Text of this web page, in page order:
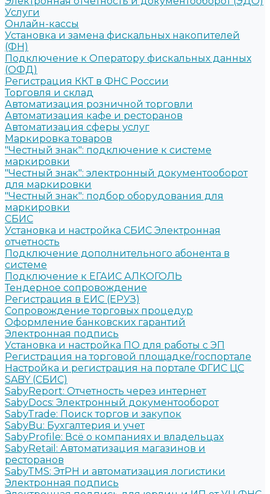
Услуги
Онлайн-кассы
Установка и замена фискальных накопителей
(ФН)
Подключение к Оператору фискальных данных
(ОФД)
Регистрация ККТ в ФНС России
Торговля и склад
Автоматизация розничной торговли
Автоматизация кафе и ресторанов
Автоматизация сферы услуг
Маркировка товаров
"Честный знак": подключение к системе
маркировки
"Честный знак": электронный документооборот
для маркировки
"Честный знак": подбор оборудования для
маркировки
СБИС
Установка и настройка СБИС Электронная
отчетность
Подключение дополнительного абонента в
системе
Подключение к ЕГАИС АЛКОГОЛЬ
Тендерное сопровождение
Регистрация в ЕИС (ЕРУЗ)
Сопровождение торговых процедур
Оформление банковских гарантий
Электронная подпись
Установка и настройка ПО для работы с ЭП
Регистрация на торговой площадке/госпортале
Настройка и регистрация на портале ФГИС ЦС
SABY (СБИС)
SabyReport: Отчетность через интернет
SabyDocs: Электронный документооборот
SabyTrade: Поиск торгов и закупок
SabyBu: Бухгалтерия и учет
SabyProfile: Всё о компаниях и владельцах
SabyRetail: Автоматизация магазинов и
ресторанов
SabyTMS: ЭтРН и автоматизация логистики
Электронная подпись